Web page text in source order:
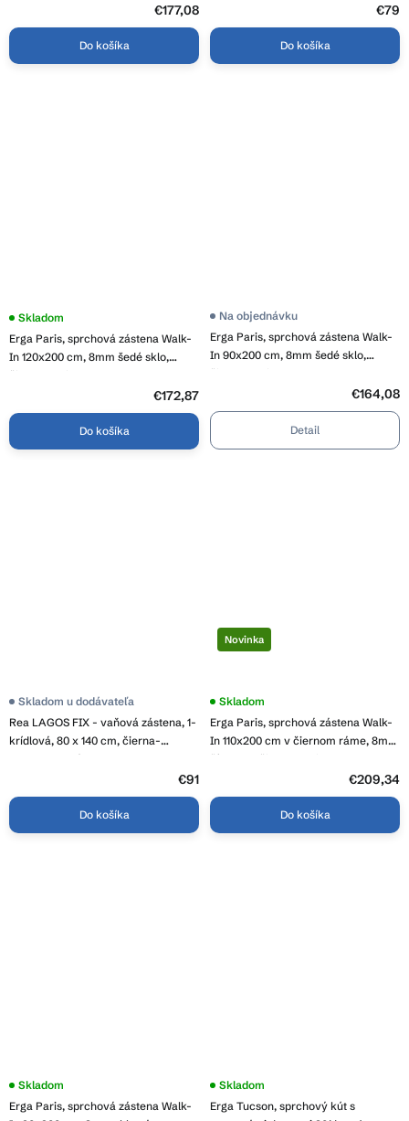
€177,08
Do košíka
€79
Do košíka
Erga Paris, sprchová zástena Walk-
In 120x200 cm, 8mm šedé sklo,
čierny profil, ERG-V02-PARIS-
Skladom
€172,87
Do košíka
Erga Paris, sprchová zástena Walk-
In 90x200 cm, 8mm šedé sklo,
čierny profil, ERG-V02-PARIS-
Na objednávku
€164,08
Detail
Rea LAGOS FIX - vaňová zástena, 1-
krídlová, 80 x 140 cm, čierna-
transparentná, REA-K7390
Skladom u dodávateľa
€91
Do košíka
Novinka
Erga Paris, sprchová zástena Walk-
In 110x200 cm v čiernom ráme, 8mm
číre sklo, čierny profil, ERG-V02-
Skladom
€209,34
Do košíka
Erga Paris, sprchová zástena Walk-
Skladom
Erga Tucson, sprchový kút s
Priemerné
produktu
Skladom